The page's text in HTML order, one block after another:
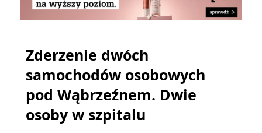
Zderzenie dwóch
samochodów osobowych
pod Wąbrzeźnem. Dwie
osoby w szpitalu